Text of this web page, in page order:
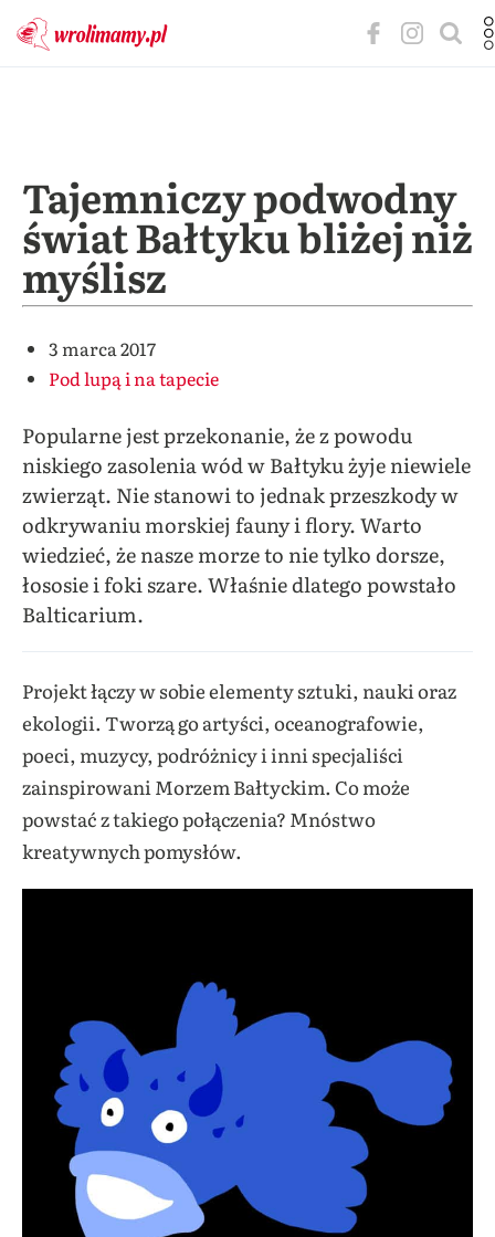
Tajemniczy podwodny
świat Bałtyku bliżej niż
myślisz
3 marca 2017
Pod lupą i na tapecie
Popularne jest przekonanie, że z powodu
niskiego zasolenia wód w Bałtyku żyje niewiele
zwierząt. Nie stanowi to jednak przeszkody w
odkrywaniu morskiej fauny i flory. Warto
wiedzieć, że nasze morze to nie tylko dorsze,
łososie i foki szare. Właśnie dlatego powstało
Balticarium.
Projekt łączy w sobie elementy sztuki, nauki oraz
ekologii. Tworzą go artyści, oceanografowie,
poeci, muzycy, podróżnicy i inni specjaliści
zainspirowani Morzem Bałtyckim. Co może
powstać z takiego połączenia? Mnóstwo
kreatywnych pomysłów.